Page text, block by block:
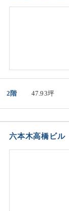
2階 47.93坪
六本木高橋ビル